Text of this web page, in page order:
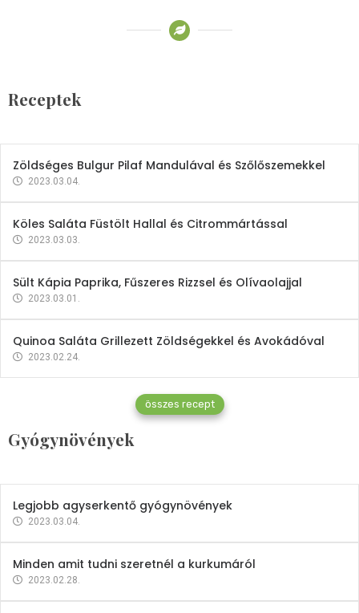
Receptek
2023.03.06.
Zöldséges Bulgur Pilaf Mandulával és Szőlőszemekkel
2023.03.04.
Köles Saláta Füstölt Hallal és Citrommártással
2023.03.03.
Sült Kápia Paprika, Fűszeres Rizzsel és Olívaolajjal
2023.03.01.
Quinoa Saláta Grillezett Zöldségekkel és Avokádóval
2023.02.24.
összes recept
Gyógynövények
Gyógynövények
Mindent a petrezselyemről
2023.12.21.
Legjobb agyserkentő gyógynövények
2023.03.04.
Minden amit tudni szeretnél a kurkumáról
2023.02.28.